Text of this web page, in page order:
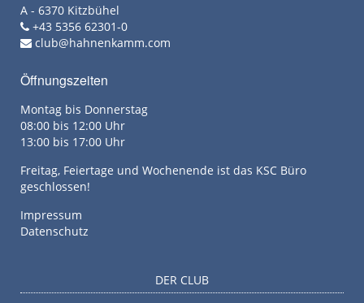
A - 6370 Kitzbühel
+43 5356 62301-0
club@hahnenkamm.com
Öffnungszeiten
Montag bis Donnerstag
08:00 bis 12:00 Uhr
13:00 bis 17:00 Uhr
Freitag, Feiertage und Wochenende ist das KSC Büro
geschlossen!
Impressum
Datenschutz
DER CLUB